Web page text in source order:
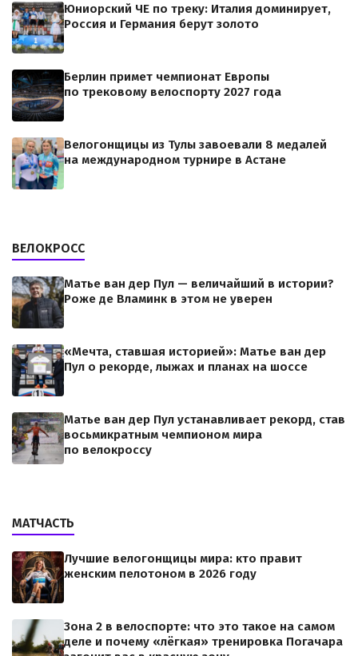
Юниорский ЧЕ по треку: Италия доминирует,
Россия и Германия берут золото
Берлин примет чемпионат Европы
по трековому велоспорту 2027 года
Велогонщицы из Тулы завоевали 8 медалей
на международном турнире в Астане
ВЕЛОКРОСС
Матье ван дер Пул — величайший в истории?
Роже де Вламинк в этом не уверен
«Мечта, ставшая историей»: Матье ван дер
Пул о рекорде, лыжах и планах на шоссе
Матье ван дер Пул устанавливает рекорд, став
восьмикратным чемпионом мира
по велокроссу
МАТЧАСТЬ
Лучшие велогонщицы мира: кто правит
женским пелотоном в 2026 году
Зона 2 в велоспорте: что это такое на самом
деле и почему «лёгкая» тренировка Погачара